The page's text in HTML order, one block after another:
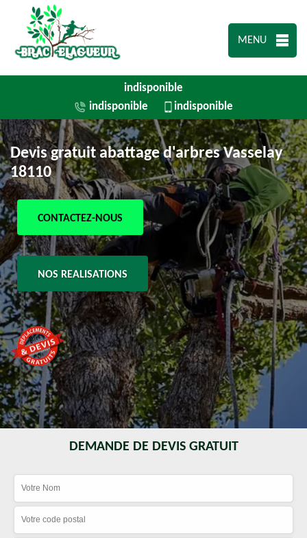
MENU
indisponible
indisponible
indisponible
Devis gratuit abattage d'arbres Vasselay
18110
CONTACTEZ-NOUS
NOS REALISATIONS
DEMANDE DE DEVIS GRATUIT